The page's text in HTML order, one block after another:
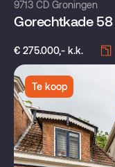
9713 CD Groningen
Gorechtkade 58
€ 275.000,- k.k.
Te koop